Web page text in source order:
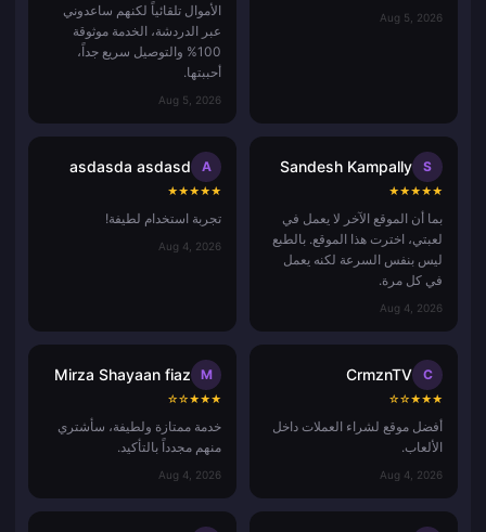
Aug 5, 2026
الأموال تلقائياً لكنهم ساعدوني
عبر الدردشة، الخدمة موثوقة
100% والتوصيل سريع جداً،
أحببتها.
Aug 5, 2026
S
Sandesh Kampally
★
★
★
★
★
بما أن الموقع الآخر لا يعمل في
لعبتي، اخترت هذا الموقع. بالطبع
ليس بنفس السرعة لكنه يعمل
في كل مرة.
Aug 4, 2026
A
asdasda asdasd
★
★
★
★
★
تجربة استخدام لطيفة!
Aug 4, 2026
C
CrmznTV
★
★
★
☆
☆
أفضل موقع لشراء العملات داخل
الألعاب.
Aug 4, 2026
M
Mirza Shayaan fiaz
★
★
★
☆
☆
خدمة ممتازة ولطيفة، سأشتري
منهم مجدداً بالتأكيد.
Aug 4, 2026